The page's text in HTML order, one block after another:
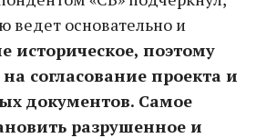
ведет основательно и
историческое, поэтому
согласование проекта и
документов. Самое
разрушенное и